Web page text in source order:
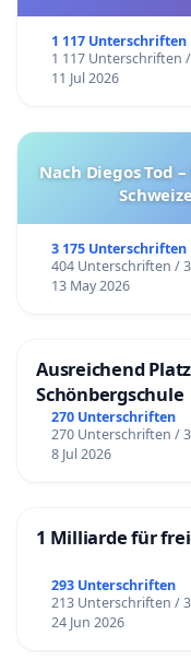
1 117 Unterschriften
1 117 Unterschriften
11 Jul 2026
Nach Diegos Tod
3 175 Unterschriften
404 Unterschriften /
13 May 2026
Ausreichend
Schönbergschule
270 Unterschriften
270 Unterschriften /
8 Jul 2026
1 Milliarde für
293 Unterschriften
213 Unterschriften /
24 Jun 2026